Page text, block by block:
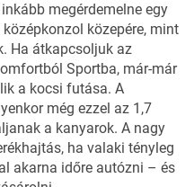
megérdemelne egy
közepére, mint
Ha átkapcsoljuk az
Sportba, már-már
a kocsi futása. A
még ezzel az 1,7
a kanyarok. A nagy
ha valaki tényleg
akarna időre autózni – és